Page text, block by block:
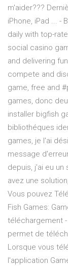
m'aider???
iPhone, iPad ... -
daily with top-
social casino
and delivering
compete and
game, free and
games, donc
installer bigfish
bibliothéques
games, je l'ai
message
depuis, j'ai eu
avez une
Vous pouvez
Fish Games:
téléchargement
permet de
Lorsque vous
l'application